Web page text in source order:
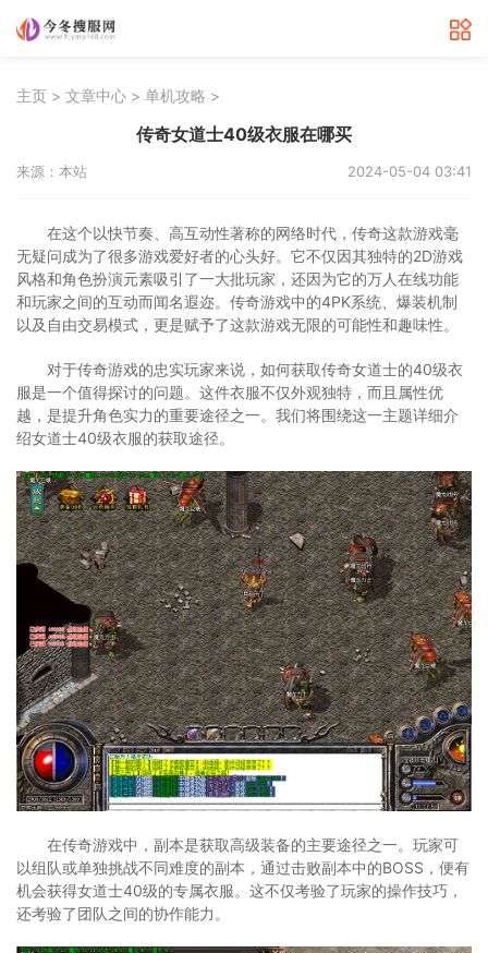
主页 > 文章中心 > 单机攻略 >
传奇女道士40级衣服在哪买
来源：本站 2024-05-04 03:41
在这个以快节奏、高互动性著称的网络时代，传奇这款游戏毫
无疑问成为了很多游戏爱好者的心头好。它不仅因其独特的2D游戏
风格和角色扮演元素吸引了一大批玩家，还因为它的万人在线功能
和玩家之间的互动而闻名遐迩。传奇游戏中的4PK系统、爆装机制
以及自由交易模式，更是赋予了这款游戏无限的可能性和趣味性。
对于传奇游戏的忠实玩家来说，如何获取传奇女道士的40级衣
服是一个值得探讨的问题。这件衣服不仅外观独特，而且属性优
越，是提升角色实力的重要途径之一。我们将围绕这一主题详细介
绍女道士40级衣服的获取途径。
在传奇游戏中，副本是获取高级装备的主要途径之一。玩家可
以组队或单独挑战不同难度的副本，通过击败副本中的BOSS，便有
机会获得女道士40级的专属衣服。这不仅考验了玩家的操作技巧，
还考验了团队之间的协作能力。